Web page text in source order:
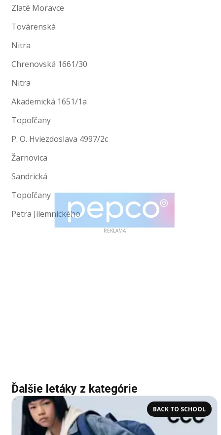
Zlaté Moravce
Továrenská
Nitra
Chrenovská 1661/30
Nitra
Akademická 1651/1a
Topoľčany
P. O. Hviezdoslava 4997/2c
Žarnovica
Sandrická
Topoľčany
Petra Jilemnického
REKLAMA
Ďalšie letáky z kategórie
BACK TO SCHOOL